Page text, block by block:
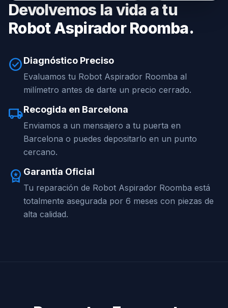
Devolvemos la vida a tu
Robot Aspirador Roomba.
check_circleDiagnóstico Preciso
Evaluamos tu Robot Aspirador Roomba al
milímetro antes de darte un precio cerrado.
local_shippingRecogida en Barcelona
Enviamos a un mensajero a tu puerta en
Barcelona o puedes depositarlo en un punto
cercano.
workspace_premium Garantía Oficial
Tu reparación de Robot Aspirador Roomba está
totalmente asegurada por 6 meses con piezas de
alta calidad.